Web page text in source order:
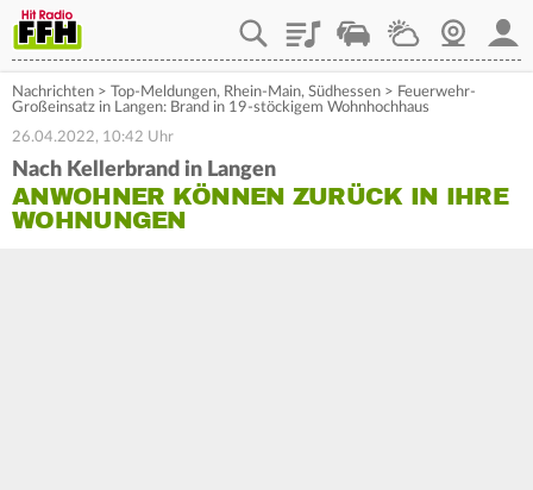
PlaylistStaupilotWetterWebcam
Nachrichten > Top-Meldungen, Rhein-Main, Südhessen > Feuerwehr-
Großeinsatz in Langen: Brand in 19-stöckigem Wohnhochhaus
26.04.2022, 10:42 Uhr
Nach Kellerbrand in Langen
ANWOHNER KÖNNEN ZURÜCK IN IHRE
WOHNUNGEN